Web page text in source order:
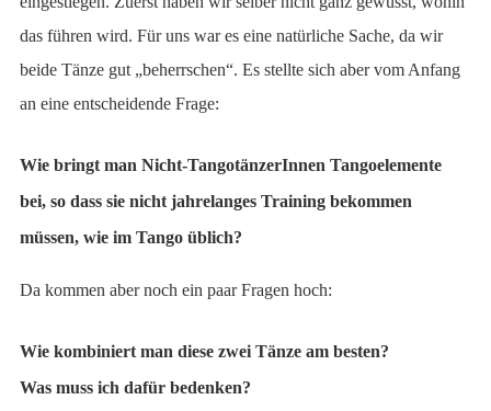
das führen wird. Für uns war es eine natürliche Sache, da wir
beide Tänze gut „beherrschen“. Es stellte sich aber vom Anfang
an eine entscheidende Frage:
Wie bringt man Nicht-TangotänzerInnen Tangoelemente
bei, so dass sie nicht jahrelanges Training bekommen
müssen, wie im Tango üblich?
Da kommen aber noch ein paar Fragen hoch:
Wie kombiniert man diese zwei Tänze am besten?
Was muss ich dafür bedenken?